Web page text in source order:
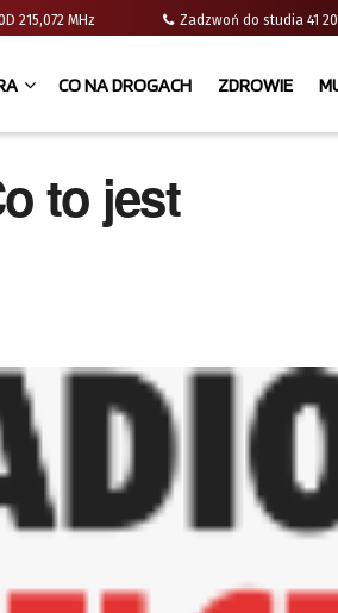
215,072 MHz Zadzwoń do studia
CO NA DROGACH ZDROWIE
to jest